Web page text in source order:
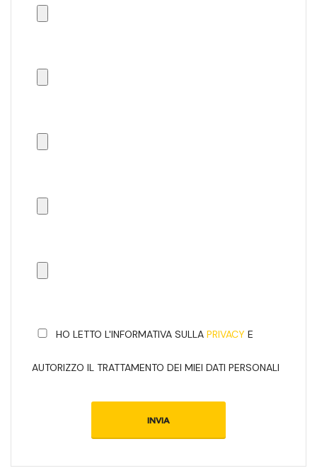
HO LETTO L'INFORMATIVA SULLA PRIVACY E
AUTORIZZO IL TRATTAMENTO DEI MIEI DATI PERSONALI